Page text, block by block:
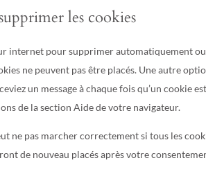
les cookies
internet pour supprimer automatiquement
ne peuvent pas être placés. Une autre
un message à chaque fois qu’un cookie
de la section Aide de votre navigateur.
ne pas marcher correctement si tous les
de nouveau placés après votre